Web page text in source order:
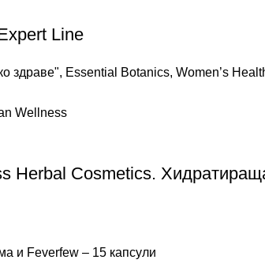
Line
здраве", Essential Botanics, Women’s
Herbal Cosmetics.